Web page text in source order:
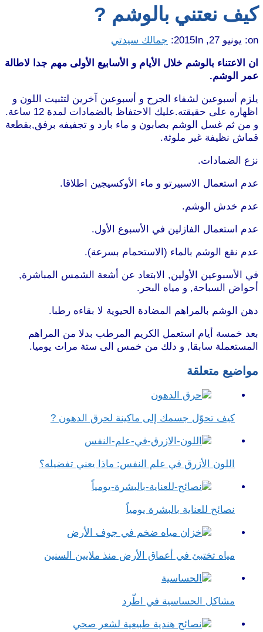
كيف نعتني بالوشم ?
on: يونيو 27, 2015 In: جمالك سيدتي
ان الاعتناء بالوشم خلال الأيام و الأسابيع الأولى مهم جدا لاطالة
عمر الوشم.
يلزم أسبوعين لشفاء الجرح و أسبوعين آخرين لتثبيت اللون و
اظهاره على حقيقته.عليك الاحتفاظ بالضمادات لمدة 12 ساعة.
و من ثم غسل الوشم بصابون و ماء بارد و تجفيفه برفق,بقطعة
قماش نظيفة غير ملوثة.
نزع الضمادات.
عدم استعمال الاسبيرتو و ماء الأوكسيجين اطلاقا.
عدم خدش الوشم.
عدم استعمال الفازلين في الأسبوع الأول.
عدم نقع الوشم بالماء (الاستحمام بسرعة).
في الأسبوعين الأولين, الابتعاد عن أشعة الشمس المباشرة,
أحواض السباحة, و مياه البحر.
دهن الوشم بالمراهم المضادة الحيوية لا بقاءه رطبا.
بعد خمسة أيام استعمل الكريم المرطب بدلا من المراهم
المستعملة سابقا, و دلك من خمس الى ستة مرات يوميا.
مواضيع متعلقة
كيف تحوّل جسمك إلى ماكينة لحرق الدهون ?
اللون الأزرق في علم النفس​: ماذا يعني تفضيله؟
نصائح للعناية بالبشرة يومياً
مياه تختبئ في أعماق الأرض منذ ملايين السنين
مشاكل الحساسية في اطّرد